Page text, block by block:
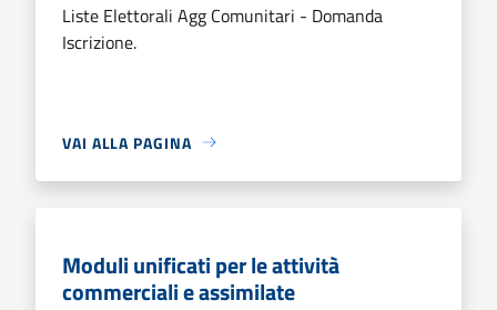
Liste Elettorali Agg Comunitari - Domanda
Iscrizione.
VAI ALLA PAGINA
Moduli unificati per le attività
commerciali e assimilate